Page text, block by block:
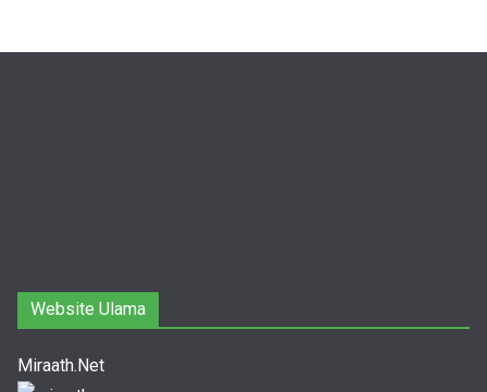
Website Ulama
Miraath.Net